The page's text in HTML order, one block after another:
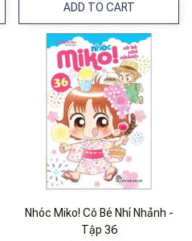
ADD TO CART
Nhóc Miko! Cô Bé Nhí Nhảnh -
Tập 36